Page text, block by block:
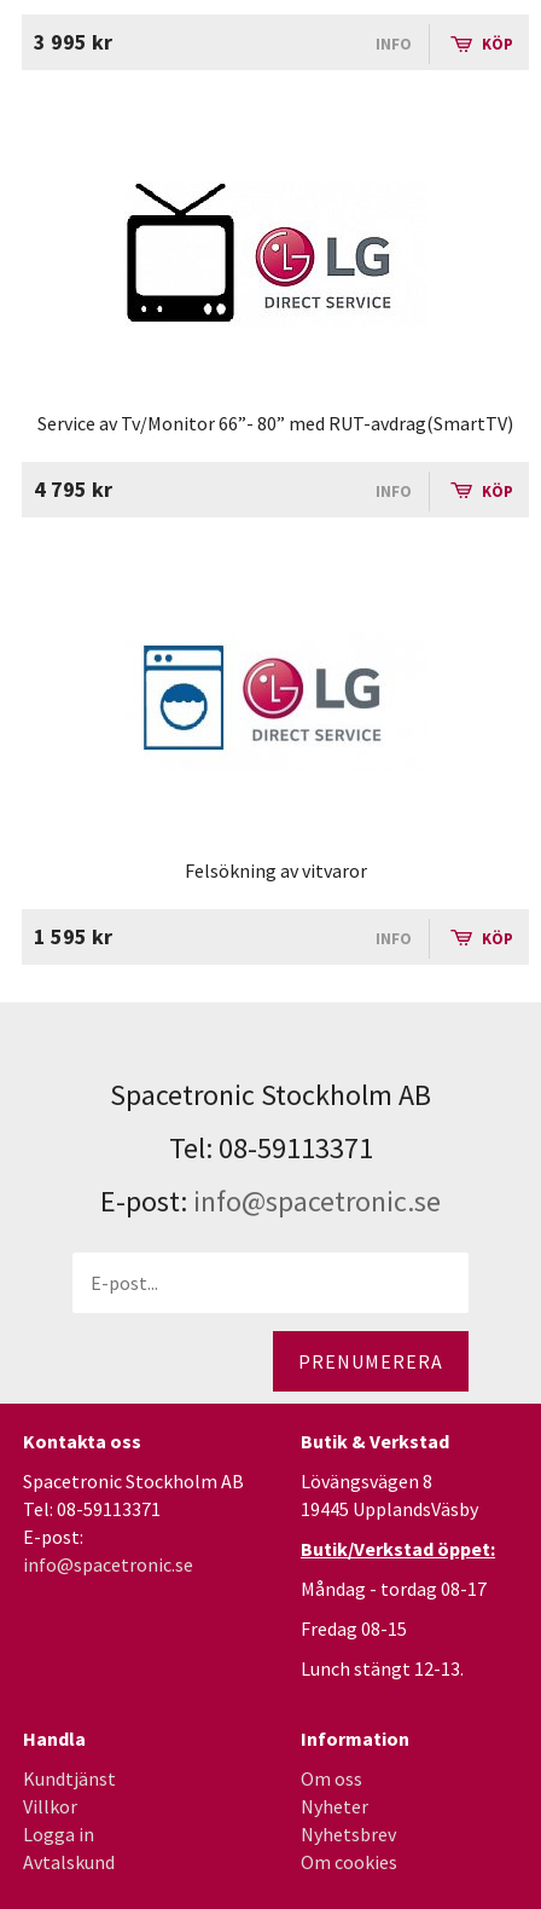
3 995 kr INFO KÖP
Service av Tv/Monitor 66”- 80” med RUT-avdrag(SmartTV)
4 795 kr INFO KÖP
Felsökning av vitvaror
1 595 kr INFO KÖP
Spacetronic Stockholm AB
Tel: 08-59113371
E-post: info@spacetronic.se
PRENUMERERA
Kontakta oss
Spacetronic Stockholm AB
Tel: 08-59113371
E-post:
info@spacetronic.se
Butik & Verkstad
Lövängsvägen 8
19445 UpplandsVäsby
Butik/Verkstad öppet:
Måndag - tordag 08-17
Fredag 08-15
Lunch stängt 12-13.
Handla
Kundtjänst
Villkor
Logga in
Avtalskund
Information
Om oss
Nyheter
Nyhetsbrev
Om cookies